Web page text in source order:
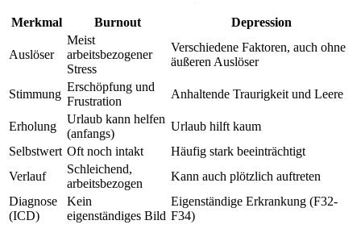
Merkmal Burnout Depression
Auslöser
Meist
arbeitsbezogener
Stress
Verschiedene Faktoren, auch ohne
äußeren Auslöser
Stimmung
Erschöpfung und
Frustration
Anhaltende Traurigkeit und Leere
Erholung
Urlaub kann helfen
(anfangs)
Urlaub hilft kaum
Selbstwert Oft noch intakt
Häufig stark beeinträchtigt
Verlauf
Schleichend,
arbeitsbezogen
Kann auch plötzlich auftreten
Diagnose
(ICD)
Kein
eigenständiges Bild
Eigenständige Erkrankung (F32-
F34)